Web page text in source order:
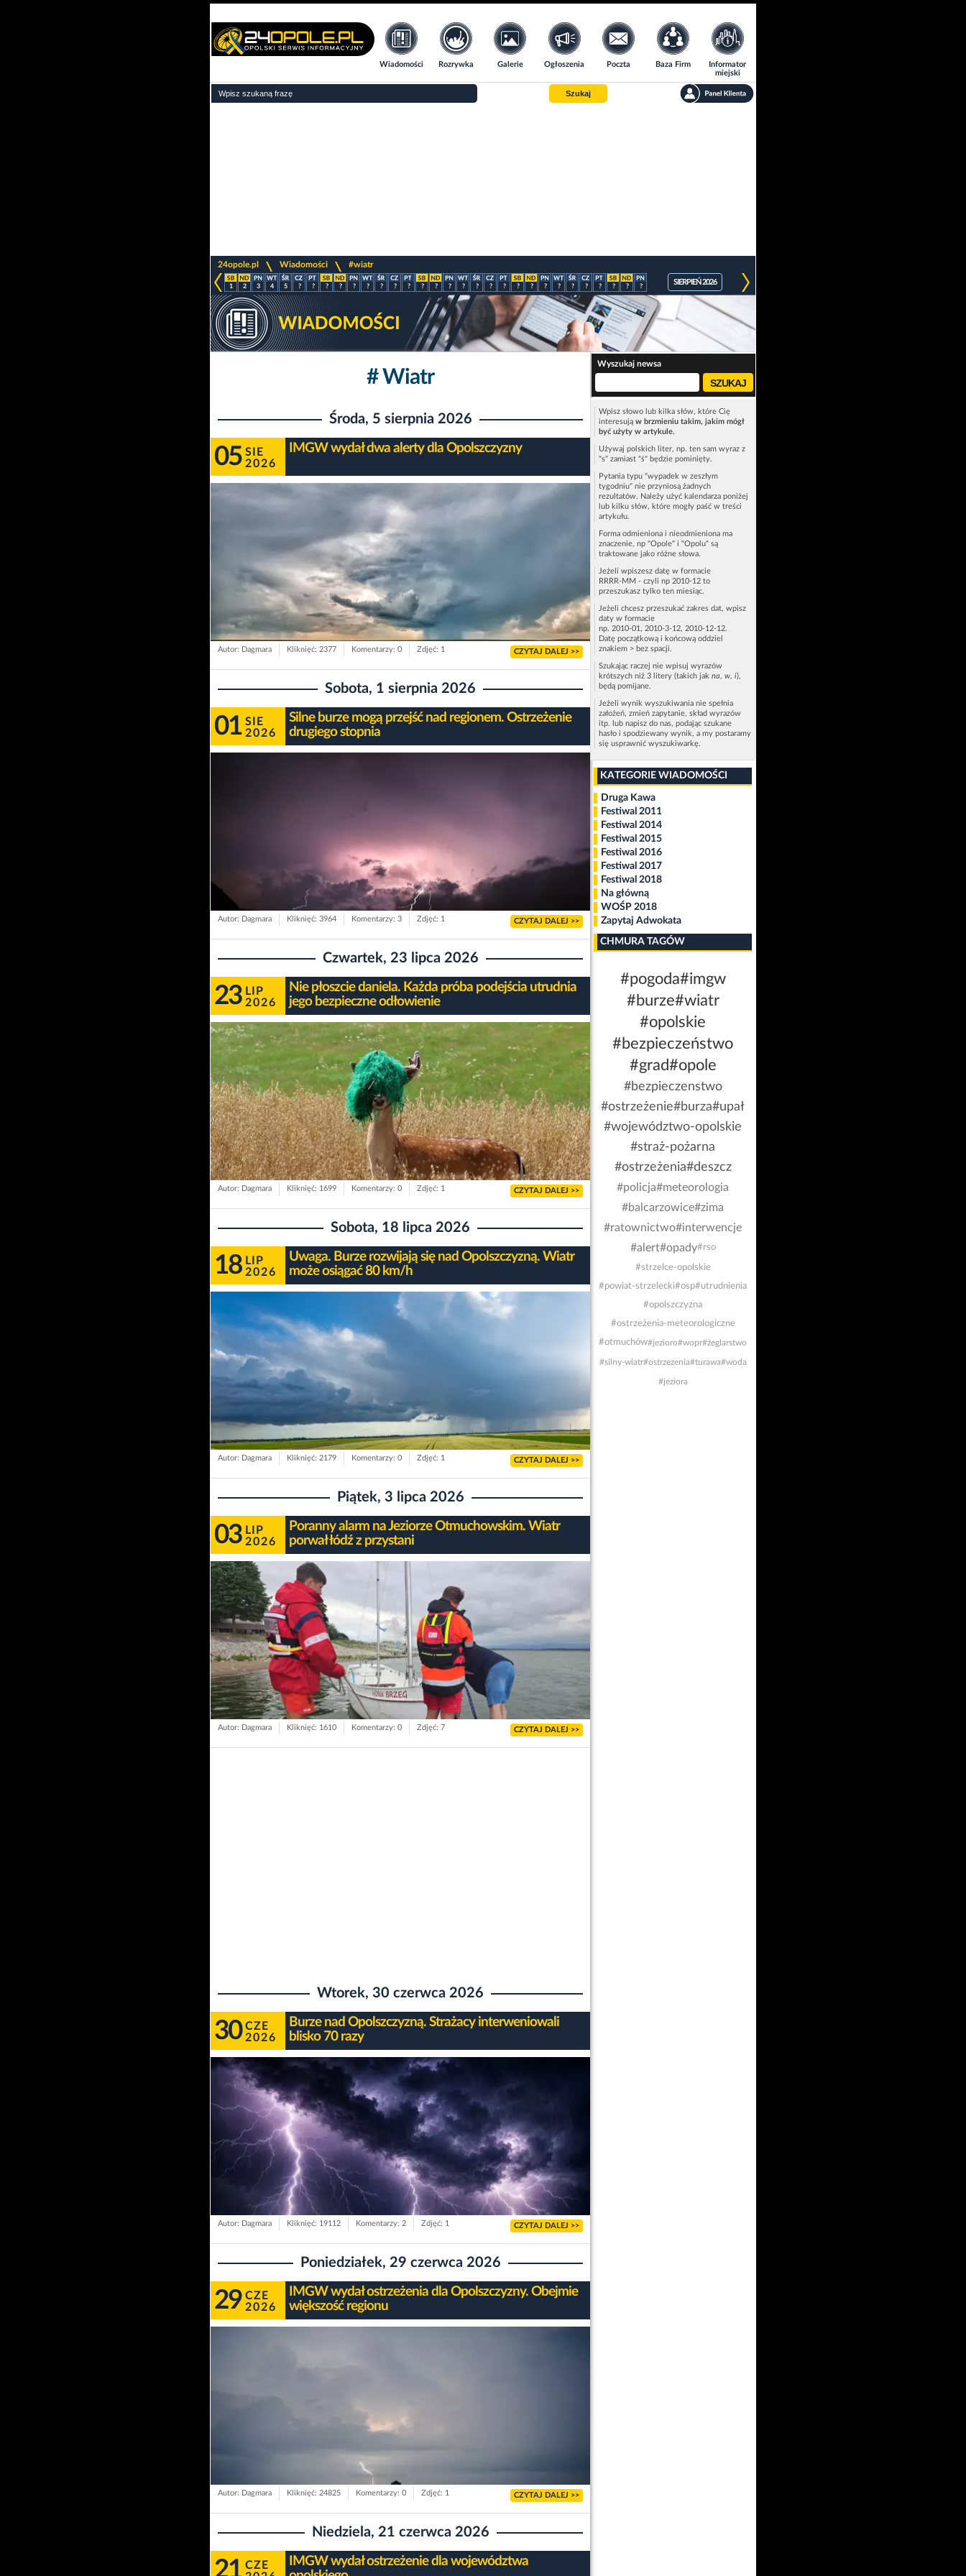
Wiadomości Rozrywka Galerie Ogłoszenia Poczta Baza Firm
Informator
miejski
Szukaj
24opole.pl Wiadomości #wiatr
1 2 3 4 5 ? ? ? ? ? ? ? ? ? ? ? ? ? ? ? ? ? ? ? ? ? ? ? ? ? ?
SIERPIEŃ 2026
# Wiatr
Środa, 5 sierpnia 2026
05 SIE
2026
IMGW wydał dwa alerty dla Opolszczyzny
Autor: Dagmara Kliknięć: 2377 Komentarzy: 0 Zdjęć: 1 CZYTAJ DALEJ >>
Sobota, 1 sierpnia 2026
01 SIE
2026
Silne burze mogą przejść nad regionem. Ostrzeżenie
drugiego stopnia
Autor: Dagmara Kliknięć: 3964 Komentarzy: 3 Zdjęć: 1 CZYTAJ DALEJ >>
Czwartek, 23 lipca 2026
23 LIP
2026
Nie płoszcie daniela. Każda próba podejścia utrudnia
jego bezpieczne odłowienie
Autor: Dagmara Kliknięć: 1699 Komentarzy: 0 Zdjęć: 1 CZYTAJ DALEJ >>
Sobota, 18 lipca 2026
18 LIP
2026
Uwaga. Burze rozwijają się nad Opolszczyzną. Wiatr
może osiągać 80 km/h
Autor: Dagmara Kliknięć: 2179 Komentarzy: 0 Zdjęć: 1 CZYTAJ DALEJ >>
Piątek, 3 lipca 2026
03 LIP
2026
Poranny alarm na Jeziorze Otmuchowskim. Wiatr
porwał łódź z przystani
Autor: Dagmara Kliknięć: 1610 Komentarzy: 0 Zdjęć: 7 CZYTAJ DALEJ >>
Wtorek, 30 czerwca 2026
30 CZE
2026
Burze nad Opolszczyzną. Strażacy interweniowali
blisko 70 razy
Autor: Dagmara Kliknięć: 19112 Komentarzy: 2 Zdjęć: 1 CZYTAJ DALEJ >>
Poniedziałek, 29 czerwca 2026
29 CZE
2026
IMGW wydał ostrzeżenia dla Opolszczyzny. Obejmie
większość regionu
Autor: Dagmara Kliknięć: 24825 Komentarzy: 0 Zdjęć: 1 CZYTAJ DALEJ >>
Niedziela, 21 czerwca 2026
21 CZE
IMGW wydał ostrzeżenie dla województwa
Wyszukaj newsa
Wpisz słowo lub kilka słów, które Cię
interesują w brzmieniu takim, jakim mógł
być użyty w artykule.
Używaj polskich liter, np. ten sam wyraz z
"s" zamiast "ś" będzie pominięty.
Pytania typu "wypadek w zeszłym
tygodniu" nie przyniosą żadnych
rezultatów. Należy użyć kalendarza poniżej
lub kilku słów, które mogły paść w treści
artykułu.
Forma odmieniona i nieodmieniona ma
znaczenie, np "Opole" i "Opolu" są
traktowane jako różne słowa.
Jeżeli wpiszesz datę w formacie
RRRR-MM - czyli np 2010-12 to
przeszukasz tylko ten miesiąc.
Jeżeli chcesz przeszukać zakres dat, wpisz
daty w formacie
np. 2010-01, 2010-3-12, 2010-12-12.
Datę początkową i końcową oddziel
znakiem > bez spacji.
Szukając raczej nie wpisuj wyrazów
krótszych niż 3 litery (takich jak na, w, i),
będą pomijane.
Jeżeli wynik wyszukiwania nie spełnia
założeń, zmień zapytanie, skład wyrazów
itp. lub napisz do nas, podając szukane
hasło i spodziewany wynik, a my postaramy
się usprawnić wyszukiwarkę.
KATEGORIE WIADOMOŚCI
Druga Kawa
Festiwal 2011
Festiwal 2014
Festiwal 2015
Festiwal 2016
Festiwal 2017
Festiwal 2018
Na główną
WOŚP 2018
Zapytaj Adwokata
CHMURA TAGÓW
#pogoda#imgw
#burze#wiatr
#opolskie
#bezpieczeństwo
#grad#opole
#bezpieczenstwo
#ostrzeżenie#burza#upał
#województwo-opolskie
#straż-pożarna
#ostrzeżenia#deszcz
#policja#meteorologia
#balcarzowice#zima
#ratownictwo#interwencje
#alert#opady#rso
#strzelce-opolskie
#powiat-strzelecki#osp#utrudnienia
#opolszczyzna
#ostrzeżenia-meteorologiczne
#otmuchów#jezioro#wopr#żeglarstwo
#silny-wiatr#ostrzezenia#turawa#woda
#jeziora